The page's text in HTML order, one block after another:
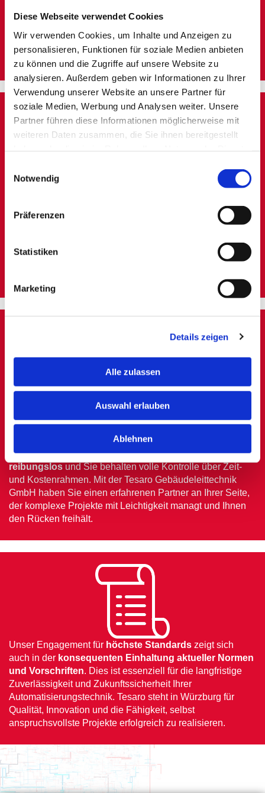
Diese Webseite verwendet Cookies
Wir verwenden Cookies, um Inhalte und Anzeigen zu
personalisieren, Funktionen für soziale Medien anbieten
zu können und die Zugriffe auf unsere Website zu
analysieren. Außerdem geben wir Informationen zu Ihrer
Verwendung unserer Website an unsere Partner für
soziale Medien, Werbung und Analysen weiter. Unsere
Partner führen diese Informationen möglicherweise mit
weiteren Daten zusammen, die Sie ihnen bereitgestellt
Notwendig
Präferenzen
Statistiken
Marketing
Details zeigen
Alle zulassen
Auswahl erlauben
Ablehnen
alle Arbeitsergebnisse werden in einer Cloud gespeichert.
Dies ermöglicht eine direkte, reibungslose Kommunikation
zwischen allen Beteiligten und stellt sicher, dassalle
Projektdaten stets aktuell und zugänglich
sind.
Bei der Implementierung von Automatisierungstechnik
Professionalität
Anforderungen moderner Automatisierungssysteme und
Bedürfnisse abgestimmt sind. Dank
nahtloser Integration
sorgen wir für eine effiziente und
Ein besonderes Merkmal unserer Arbeit ist unser
relevanten Gewerke wie Elektrotechnik und HLK-Systeme,
um sicherzustellen, dass Ihr Projekt als einheitliches
Gesamtsystem funktioniert. So bleibt derProzess
reibungslos und Sie behalten volle Kontrolle über Zeit-
und Kostenrahmen. Mit der Tesaro Gebäudeleittechnik
GmbH haben Sie einen erfahrenen Partner an Ihrer Seite,
der komplexe Projekte mit Leichtigkeit managt und Ihnen
den Rücken freihält.
Unser Engagement für höchste Standards zeigt sich
auch in der konsequenten Einhaltung aktueller Normen
und Vorschriften. Dies ist essenziell für die langfristige
Zuverlässigkeit und Zukunftssicherheit Ihrer
Automatisierungstechnik. Tesaro steht in Würzburg für
Qualität, Innovation und die Fähigkeit, selbst
anspruchsvollste Projekte erfolgreich zu realisieren.